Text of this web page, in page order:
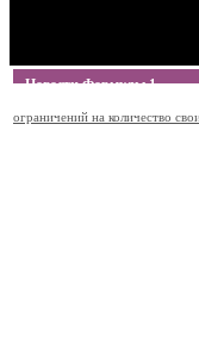
Новости Формулы 1
ограничений на количество